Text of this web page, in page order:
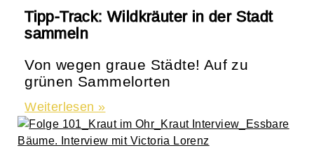
Tipp-Track: Wildkräuter in der Stadt
sammeln
Von wegen graue Städte! Auf zu
grünen Sammelorten
Weiterlesen »